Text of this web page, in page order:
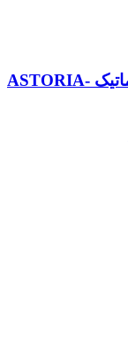
اسپرسو ساز آستوریا 2 گروپ نیمه اتوماتیک ASTORIA-